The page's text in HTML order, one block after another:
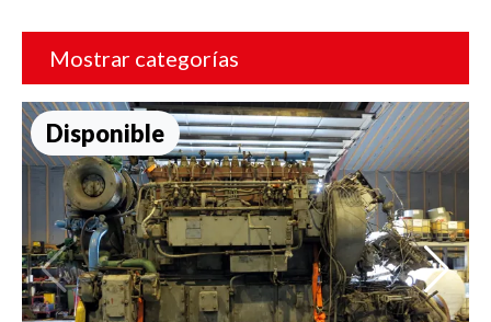
Mostrar categorías
Disponible